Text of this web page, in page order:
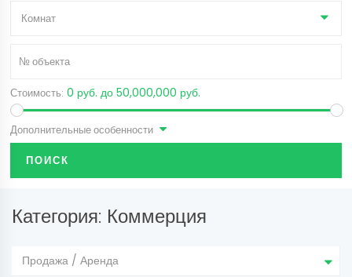
Комнат
Стоимость: 0 руб. до 50,000,000 руб.
Дополнительные особенности
ПОИСК
Категория: Коммерция
Продажа / Аренда